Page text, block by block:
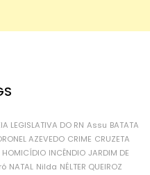
LEGISLATIVA DO RN Assu BATATA
AZEVEDO CRIME CRUZETA
HOMICÍDIO INCÊNDIO JARDIM DE
NATAL Nilda NÉLTER QUEIROZ